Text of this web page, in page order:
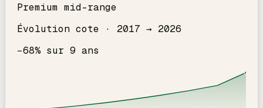
Premium mid-range
Évolution cote · 2017 → 2026
−68% sur 9 ans